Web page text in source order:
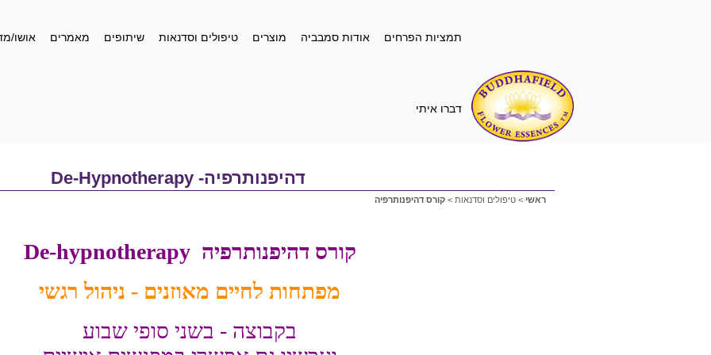
תמציות הפרחים אודות סמבביה מוצרים טיפולים וסדנאות שיתופים מאמרים אושו/
דברו איתי
דהיפנותרפיה- De-Hypnotherapy
ראשי > טיפולים וסדנאות > קורס דהיפנותרפיה
קורס דהיפנותרפיהDe-hypnotherapy
מפתחות לחיים מאוזנים - ניהול רגשי
בקבוצה - בשני סופי שבוע